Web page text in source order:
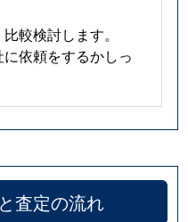
較検討します。
依頼をするかしっ
査定の流れ